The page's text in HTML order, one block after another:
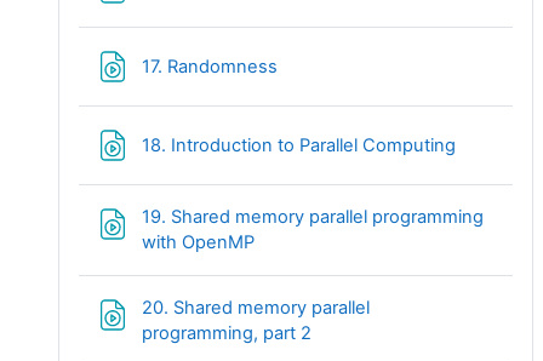
17. Randomness
18. Introduction to Parallel Computing
19. Shared memory parallel programming
with OpenMP
20. Shared memory parallel
programming, part 2